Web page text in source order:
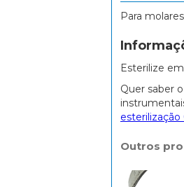
Para
Esterilize
Quer saber
esterilização
Outros